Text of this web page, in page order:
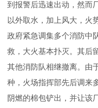
到报警后迅速出动，然而
以外取水，加上风大，火
政府紧急调集多个消防中
救，大火基本扑灭。其后
其他消防队相继撤离。由
种，火场指挥部先后调来
阴燃的棉包铲出，并让该